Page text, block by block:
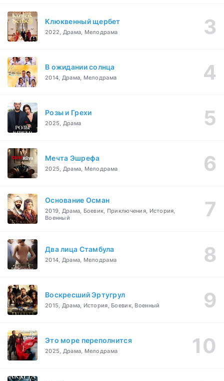
Клюквенный щербет
2022, Драма, Мелодрама
В ожидании солнца
2014, Драма, Мелодрама
Розы и Грехи
2025, Драма
Мечта Эшрефа
2025, Драма, Мелодрама
Основание Осман
2019, Драма, Боевик, Приключения, История,
Военный
Два лица Стамбула
2014, Драма, Мелодрама
Воскресший Эртугрул
2015, Драма, История, Боевик, Военный
Это море переполнится
2025, Драма, Мелодрама